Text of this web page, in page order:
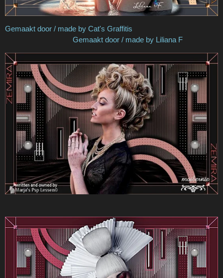
Gemaakt door / made by Cat's Graffitis
Gemaakt door / made by Liliana F